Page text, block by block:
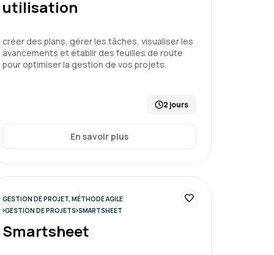
projet - niveau 2
4
projet - niveau 2
utilisation
créer des plans, gérer les tâches, visualiser les
avancements et établir des feuilles de route
pour optimiser la gestion de vos projets.
2 jours
En savoir plus
GESTION DE PROJET, MÉTHODE AGILE
GESTION DE PROJETS SMARTSHEET
Smartsheet